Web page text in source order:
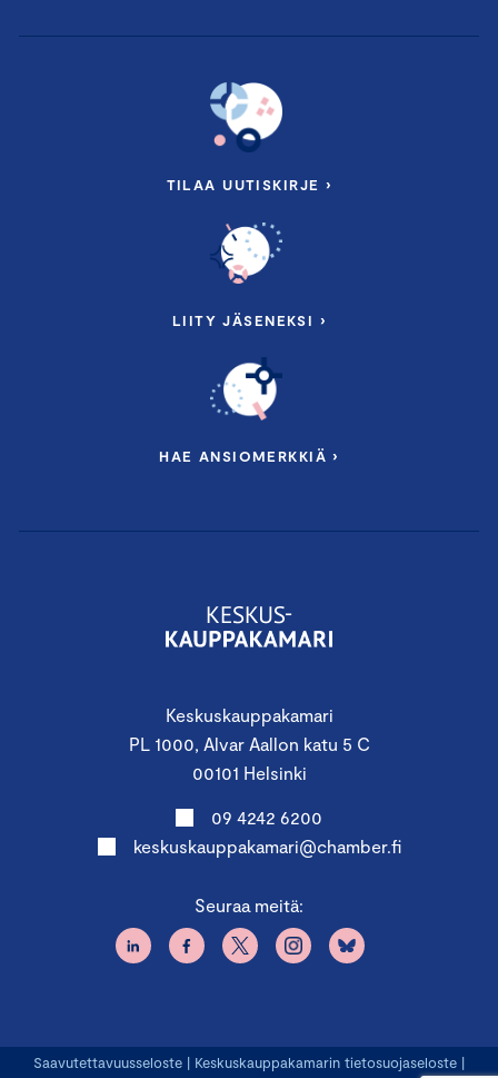
Keskuskauppakamari
PL 1000, Alvar Aallon katu 5 C
00101 Helsinki
09 4242 6200
keskuskauppakamari@chamber.fi
Seuraa meitä:
TILAA UUTISKIRJE ›
LIITY JÄSENEKSI ›
HAE ANSIOMERKKIÄ ›
Saavutettavuusseloste | Keskuskauppakamarin tietosuojaseloste |